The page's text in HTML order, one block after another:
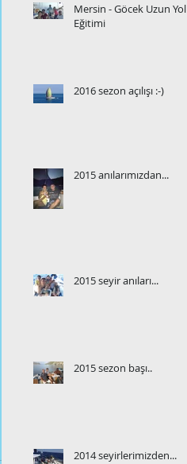
Mersin - Göcek Uzun Yol
Eğitimi
2016 sezon açılışı :-)
2015 anılarımızdan...
2015 seyir anıları...
2015 sezon başı..
2014 seyirlerimizden...